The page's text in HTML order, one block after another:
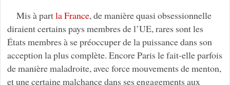
Mis à partla France, de manière quasi obsessionnelle
diraient certains pays membres de l’UE, rares sont les
États membres à se préoccuper de la puissance dans son
acception la plus complète. Encore Paris le fait-elle parfois
de manière maladroite, avec force mouvements de menton,
et une certaine malchance dans ses engagements aux